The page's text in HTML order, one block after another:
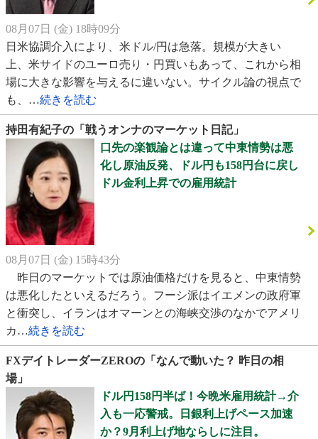
08月07日 (金) 18時09分
日米協調介入により、米ドル/円は急落。規模が大きい
上、米サイドのユーロ売り・円買いもあって、これから相
場に大きな影響を与えるに違いない。サイクル論の視点で
も、…続きを読む
持田有紀子の「戦うオンナのマーケット日記」
口先の楽観論とは違って中東情勢は悪
化し原油反発、ドル円も158円台に戻し
ドル金利上昇での雇用統計
08月07日 (金) 15時43分
昨日のマーケットでは原油価格だけを見ると、中東情勢
は悪化したといえるだろう。フーシ派はイエメンの政府軍
と衝突し、イランはオマーンとの海峡交渉のなかでアメリ
カ…続きを読む
FXデイトレーダーZEROの「なんで動いた？ 昨日の相
場」
ドル円158円半ば！今晩米雇用統計→介
入も一応警戒。日銀利上げペース加速
か？9月利上げ地ならしに注目。